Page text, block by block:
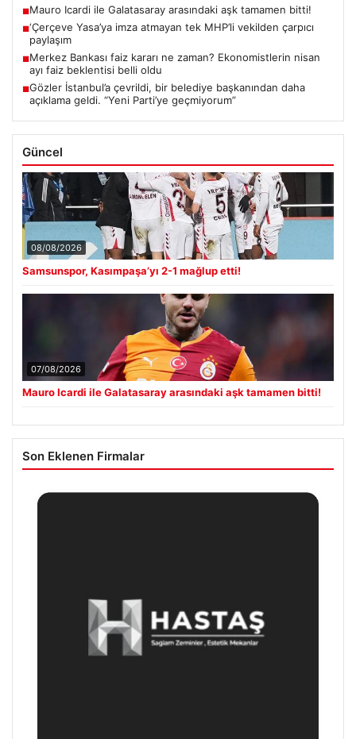
■Mauro Icardi ile Galatasaray arasındaki aşk tamamen bitti!
■‘Çerçeve Yasa’ya imza atmayan tek MHP’li vekilden çarpıcı
paylaşım
■Merkez Bankası faiz kararı ne zaman? Ekonomistlerin nisan
ayı faiz beklentisi belli oldu
■Gözler İstanbul’a çevrildi, bir belediye başkanından daha
açıklama geldi. “Yeni Parti’ye geçmiyorum”
Güncel
08/08/2026
Samsunspor, Kasımpaşa’yı 2-1 mağlup etti!
07/08/2026
Mauro Icardi ile Galatasaray arasındaki aşk tamamen bitti!
Son Eklenen Firmalar